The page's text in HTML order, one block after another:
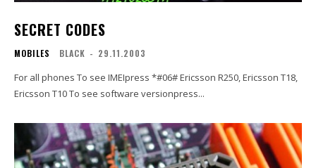
SECRET CODES
MOBILES BLACK - 29.11.2003
For all phones To see IMEIpress *#06# Ericsson R250, Ericsson T18,
Ericsson T10 To see software versionpress...